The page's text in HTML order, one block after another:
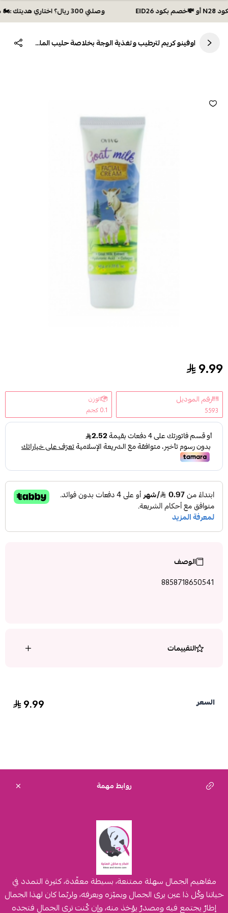
وصلتي 300 ريال؟ اختاري هديتك :🏍 شحن مجاني بكود N28 أو 💸خصم بكود EID26
اوفينو كريم لترطيب وتغذية الوجة بخلاصة حليب الماعز - 40جرام
اوفينو كريم لترطيب وتغذية الوجة بخلاصة حليب الماعز -
9.99
رقم الموديل
5593
الوزن
0.1 كجم
الوصف
8858718650541
التقييمات
السعر 9.99
روابط مهمة
مفاهيم الجمال سهلة ممتنعة، بسيطة معقّدة، كثيرة التمدد في
حياتنا وكُل ذا عين يرى الجمال ويميّزه ويعرفه، ولربّما كان لهذا الجمال
إطارٌ يجتمع فيه ومصدرٌ يؤخذ منه، وإن كُنت ترى الجمال فتجده